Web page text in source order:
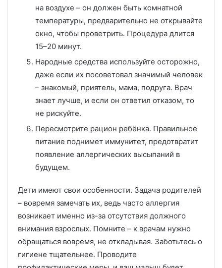
на воздухе – он должен быть комнатной
температуры, предварительно не открывайте
окно, чтобы проветрить. Процедура длится
15–20 минут.
Народные средства используйте осторожно,
даже если их посоветовал значимый человек
– знакомый, приятель, мама, подруга. Врач
знает лучше, и если он ответил отказом, то
не рискуйте.
Пересмотрите рацион ребёнка. Правильное
питание поднимет иммунитет, предотвратит
появление аллергических высыпаний в
будущем.
Дети имеют свои особенности. Задача родителей
– вовремя замечать их, ведь часто аллергия
возникает именно из-за отсутствия должного
внимания взрослых. Помните – к врачам нужно
обращаться вовремя, не откладывая. Заботьтесь о
гигиене тщательнее. Проводите